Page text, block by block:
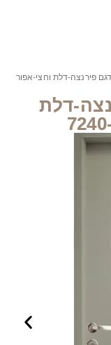
פירנצה-דלת וחצי-אפור
דלת